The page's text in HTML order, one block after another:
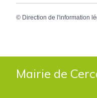
© Direction de l'information
Mairie de